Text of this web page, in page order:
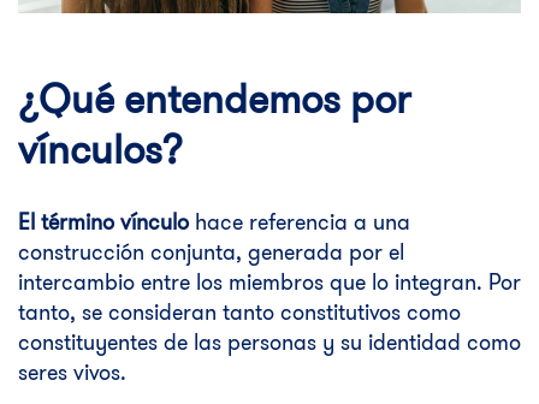
¿Qué entendemos por
vínculos?
El término vínculo hace referencia a una
construcción conjunta, generada por el
intercambio entre los miembros que lo integran. Por
tanto, se consideran tanto constitutivos como
constituyentes de las personas y su identidad como
seres vivos.